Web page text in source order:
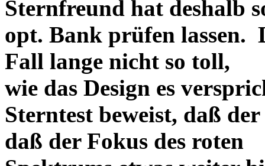
Sternfreund hat deshalb
opt. Bank prüfen lassen.
Fall lange nicht so toll,
wie das Design es
Sterntest beweist, daß
daß der Fokus des roten